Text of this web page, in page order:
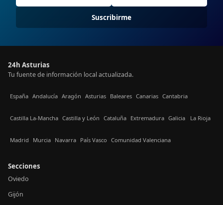
Suscribirme
24h Asturias
Tu fuente de información local actualizada.
España Andalucía Aragón Asturias Baleares Canarias Cantabria
Castilla La-Mancha Castilla y León Cataluña Extremadura Galicia La Rioja
Madrid Murcia Navarra País Vasco Comunidad Valenciana
Secciones
Oviedo
Gijón